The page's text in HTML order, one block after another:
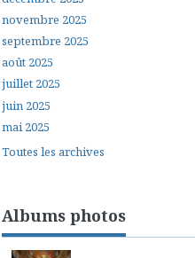
novembre 2025
septembre 2025
août 2025
juillet 2025
juin 2025
mai 2025
Toutes les archives
Albums photos